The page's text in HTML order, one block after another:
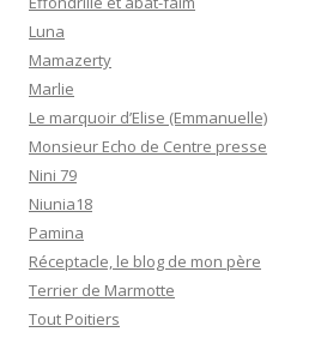
Luna
Mamazerty
Marlie
Le marquoir d’Elise (Emmanuelle)
Monsieur Echo de Centre presse
Nini 79
Niunia18
Pamina
Réceptacle, le blog de mon père
Terrier de Marmotte
Tout Poitiers